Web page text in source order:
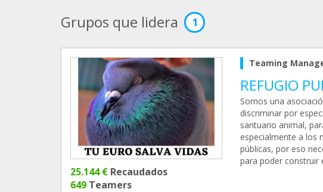
Grupos que lidera 1
25.144 € Recaudados
649 Teamers
Teaming
REFUGIO
Somos una
discriminar por
santuario animal,
especialmente a los
públicas, por eso
para poder construir